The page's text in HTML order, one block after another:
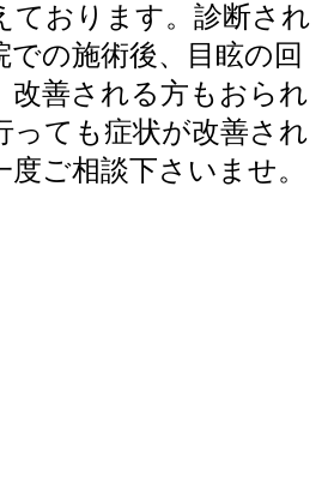
ております。診断され
での施術後、目眩の回
改善される方もおられ
っても症状が改善され
ご相談下さいませ。